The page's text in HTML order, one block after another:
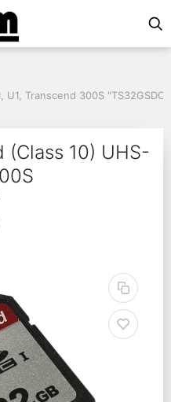
Transcend 300S
Card
U1, Transcend 300S
(Class 10) UHS-